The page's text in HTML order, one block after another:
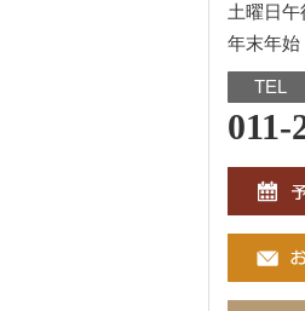
土曜日午
年末年始
TEL
011-